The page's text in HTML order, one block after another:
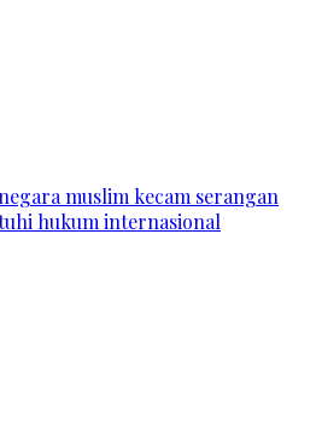
muslim kecam serangan
hukum internasional